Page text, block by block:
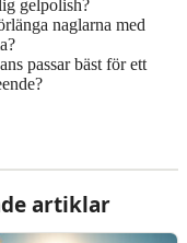
gelpolish?
naglarna med
passar bäst för ett
artiklar